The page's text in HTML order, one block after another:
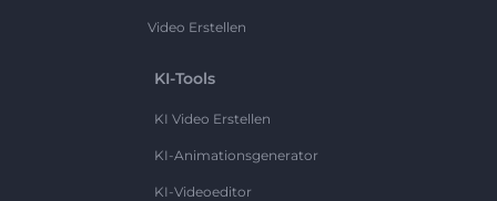
Video Erstellen
KI-Tools
KI Video Erstellen
KI-Animationsgenerator
KI-Videoeditor